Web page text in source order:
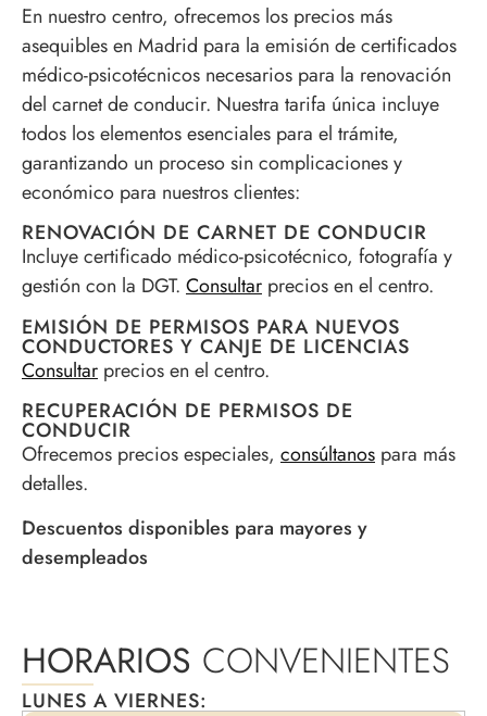
En nuestro centro, ofrecemos los precios más
asequibles en Madrid para la emisión de certificados
médico-psicotécnicos necesarios para la renovación
del carnet de conducir. Nuestra tarifa única incluye
todos los elementos esenciales para el trámite,
garantizando un proceso sin complicaciones y
económico para nuestros clientes:
RENOVACIÓN DE CARNET DE CONDUCIR
Incluye certificado médico-psicotécnico, fotografía y
gestión con la DGT. Consultar precios en el centro.
EMISIÓN DE PERMISOS PARA NUEVOS
CONDUCTORES Y CANJE DE LICENCIAS
Consultar precios en el centro.
RECUPERACIÓN DE PERMISOS DE
CONDUCIR
Ofrecemos precios especiales, consúltanos para más
detalles.
Descuentos disponibles para mayores y
desempleados
HORARIOS CONVENIENTES
LUNES A VIERNES: